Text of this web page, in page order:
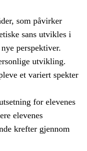
som påvirker
sans utvikles i
perspektiver.
utvikling.
et variert spekter
for elevenes
elevenes
krefter gjennom